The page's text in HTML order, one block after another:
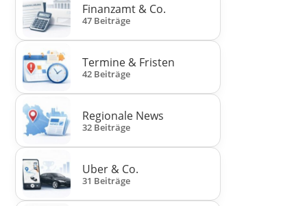
Finanzamt & Co.
47 Beiträge
Termine & Fristen
42 Beiträge
Regionale News
32 Beiträge
Uber & Co.
31 Beiträge